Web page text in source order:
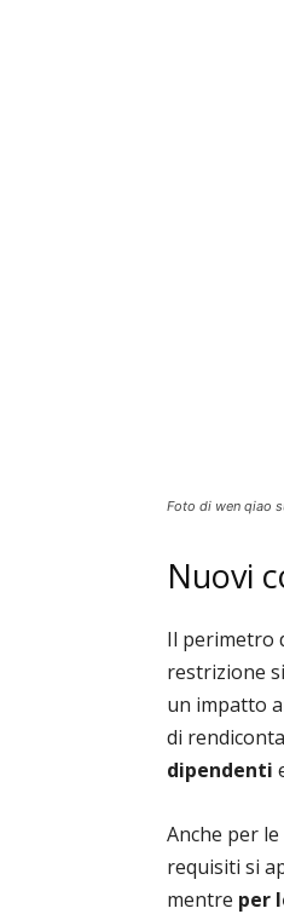
Foto di wen qiao
Nuovi
Il perimetro
restrizione
un impatto
di
dipendenti
Anche per
requisiti si
mentre per